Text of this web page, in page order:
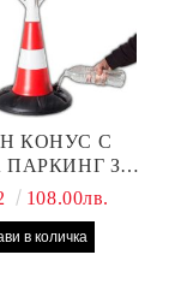
КОНУС С
ПАРКИНГ ЗА
108.00лв.